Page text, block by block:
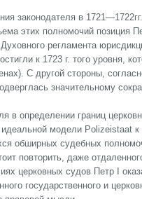
законодателя в
этих полномочий позиция
регламента
к 1723 г. того уровня,
С другой стороны,
значительному
в определении границ
модели Polizeistaat
обширных судебных
повторить, даже
церковных судов Петр I
государственного и